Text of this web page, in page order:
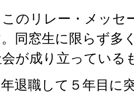
のリレー・メッセ
。同窓生に限らず多
が成り立っている
退職して５年目に